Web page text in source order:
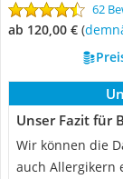
62
ab 120,00 € (
Unser Fazit für
Wir können die
auch Allergikern